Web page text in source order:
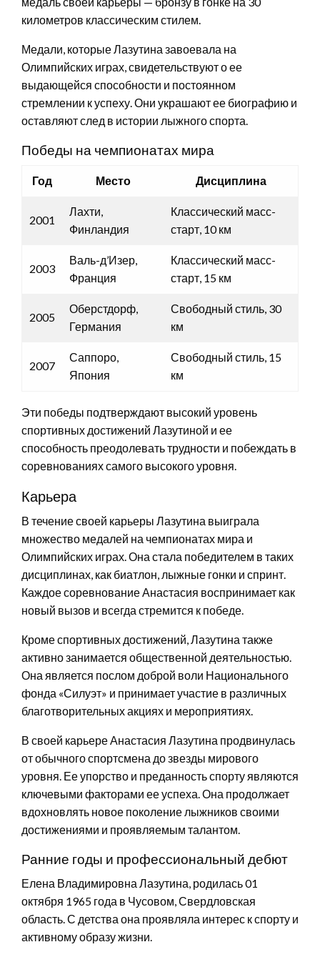
километров классическим стилем.
Медали, которые Лазутина завоевала на
Олимпийских играх, свидетельствуют о ее
выдающейся способности и постоянном
стремлении к успеху. Они украшают ее биографию и
оставляют след в истории лыжного спорта.
Победы на чемпионатах мира
Год Место Дисциплина
2001
Лахти,
Финландия
Классический масс-
старт, 10 км
2003
Валь-д’Изер,
Франция
Классический масс-
старт, 15 км
2005
Оберстдорф,
Германия
Свободный стиль, 30
км
2007
Саппоро,
Япония
Свободный стиль, 15
км
Эти победы подтверждают высокий уровень
спортивных достижений Лазутиной и ее
способность преодолевать трудности и побеждать в
соревнованиях самого высокого уровня.
Карьера
В течение своей карьеры Лазутина выиграла
множество медалей на чемпионатах мира и
Олимпийских играх. Она стала победителем в таких
дисциплинах, как биатлон, лыжные гонки и спринт.
Каждое соревнование Анастасия воспринимает как
новый вызов и всегда стремится к победе.
Кроме спортивных достижений, Лазутина также
активно занимается общественной деятельностью.
Она является послом доброй воли Национального
фонда «Силуэт» и принимает участие в различных
благотворительных акциях и мероприятиях.
В своей карьере Анастасия Лазутина продвинулась
от обычного спортсмена до звезды мирового
уровня. Ее упорство и преданность спорту являются
ключевыми факторами ее успеха. Она продолжает
вдохновлять новое поколение лыжников своими
достижениями и проявляемым талантом.
Ранние годы и профессиональный дебют
Елена Владимировна Лазутина, родилась 01
октября 1965 года в Чусовом, Свердловская
область. С детства она проявляла интерес к спорту и
активному образу жизни.